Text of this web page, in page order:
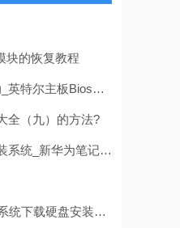
块的恢复教程
BiosUsB启动的技巧?
全（九）的方法?
笔记本电脑装系统的办法?
载硬盘安装的步骤?